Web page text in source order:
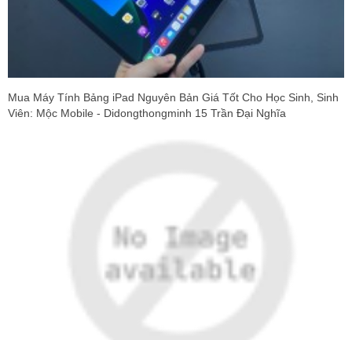
Mua Máy Tính Bảng iPad Nguyên Bản Giá Tốt Cho Học Sinh, Sinh
Viên: Mộc Mobile - Didongthongminh 15 Trần Đại Nghĩa